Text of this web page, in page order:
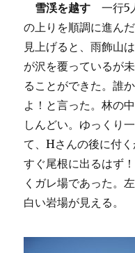
雪渓を越す 一行5
の上りを順調に進ん
見上げると、雨飾山
が沢を覆っているが
ることができた。誰
よ！と言った。林の
しんどい。ゆっくり
て、Hさんの後に付
すぐ尾根に出るはず
くガレ場であった。
白い岩場が見える。